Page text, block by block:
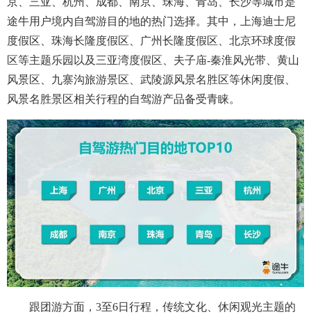
途牛用户境内自驾游目的地的热门选择。其中，上海迪士尼
度假区、珠海长隆度假区、广州长隆度假区、北京环球度假
区等主题乐园以及三亚湾度假区、夫子庙-秦淮风光带、黄山
风景区、九寨沟旅游景区、武陵源风景名胜区等休闲度假、
风景名胜景区相关行程的自驾游产品备受青睐。
跟团游方面，3至6日行程，传统文化、休闲观光主题的